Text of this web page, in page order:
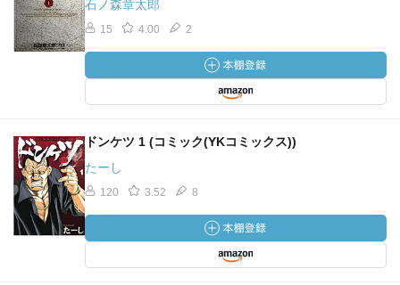
石ノ森章太郎
15 4.00 2
ドンケツ 1 (コミック(YKコミックス))
たーし
120 3.52 8